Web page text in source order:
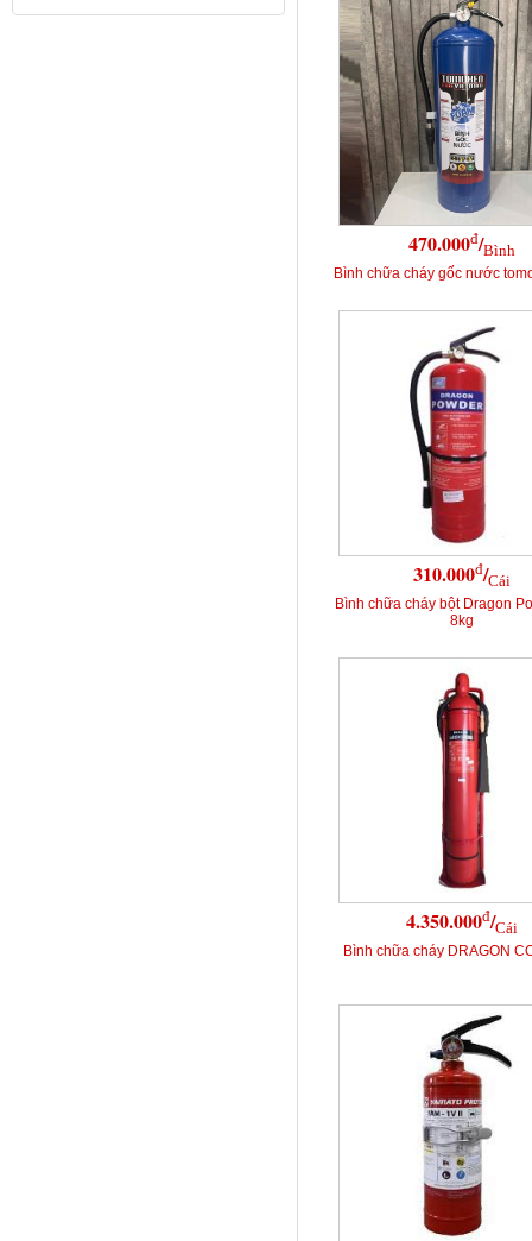
470.000đ/Bình
Bình chữa cháy gốc nước
310.000đ/Cái
Bình chữa cháy bột Dragon
8kg
4.350.000đ/Cái
Bình chữa cháy DRAGON